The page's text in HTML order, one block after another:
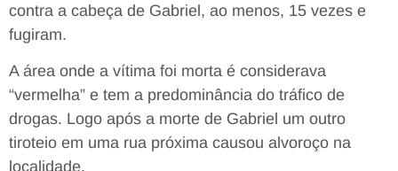
contra a cabeça de Gabriel, ao menos, 15 vezes e
fugiram.
A área onde a vítima foi morta é considerava
“vermelha” e tem a predominância do tráfico de
drogas. Logo após a morte de Gabriel um outro
tiroteio em uma rua próxima causou alvoroço na
localidade.